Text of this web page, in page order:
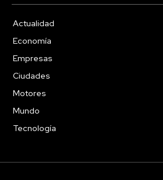
Actualidad
Economía
Empresas
Ciudades
Motores
Mundo
Tecnología